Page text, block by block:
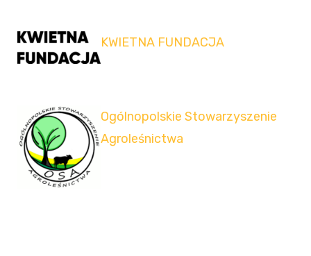
KWIETNA FUNDACJA
Ogólnopolskie Stowarzyszenie
Agroleśnictwa